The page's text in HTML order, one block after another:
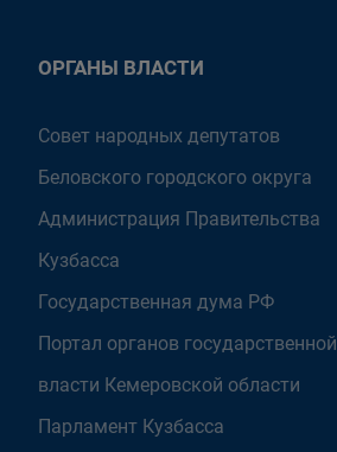
ОРГАНЫ ВЛАСТИ
Совет народных депутатов
Беловского городского округа
Администрация Правительства
Кузбасса
Государственная дума РФ
Портал органов государственной
власти Кемеровской области
Парламент Кузбасса